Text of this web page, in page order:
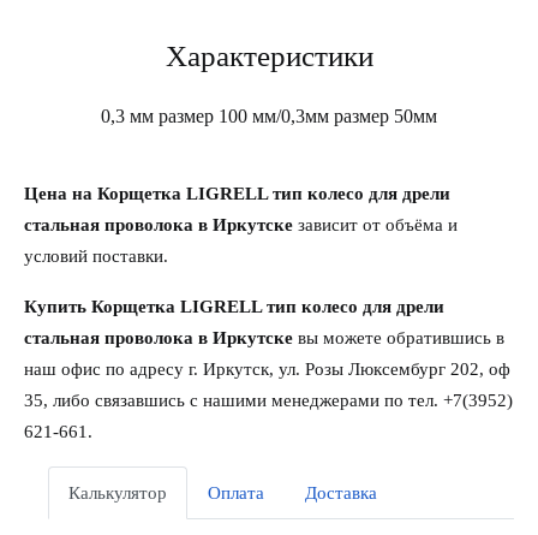
Характеристики
0,3 мм размер 100 мм/0,3мм размер 50мм
Цена на Корщетка LIGRELL тип колесо для дрели
стальная проволока в Иркутске зависит от объёма и
условий поставки.
Купить Корщетка LIGRELL тип колесо для дрели
стальная проволока в Иркутске вы можете обратившись в
наш офис по адресу г. Иркутск, ул. Розы Люксембург 202, оф
35, либо связавшись с нашими менеджерами по тел. +7(3952)
621-661.
Калькулятор Оплата Доставка